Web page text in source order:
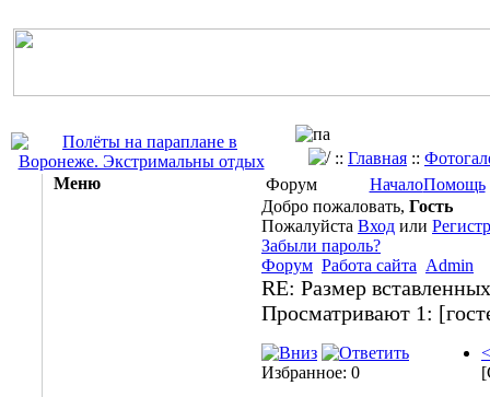
:: Главная ::
Меню
Форум НачалоПомощь
Добро пожаловать, Гость
Пожалуйста Вход или
Забыли пароль?
Форум Работа сайта Admin
RE: Размер
Просматривают 1:
Избранное: 0